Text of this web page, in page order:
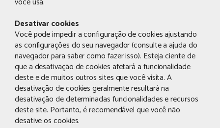
Desativar cookies
Você pode impedir a configuração de cookies ajustando
as configurações do seu navegador (consulte a ajuda do
navegador para saber como fazer isso). Esteja ciente de
que a desativação de cookies afetará a funcionalidade
deste e de muitos outros sites que você visita. A
desativação de cookies geralmente resultará na
desativação de determinadas funcionalidades e recursos
deste site. Portanto, é recomendável que você não
desative os cookies.